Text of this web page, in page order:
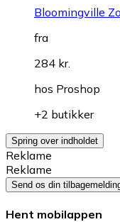
Bloomingville
fra
284 kr.
hos Proshop
+2 butikker
Spring over indholdet
Reklame
Reklame
Send os din
Hent mobilappen